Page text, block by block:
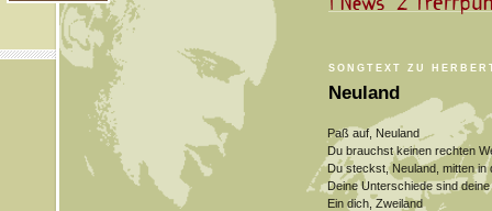
SONGTEXT ZU
Neuland
Paß auf, Neuland
Du brauchst keinen rechten
Du steckst, Neuland, mitten in
Deine Unterschiede sind deine
Ein dich, Zweiland